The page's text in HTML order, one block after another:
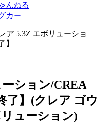
んねる
カー
ア 5.3Z エボリューショ
】
ション/CREA
】 (クレア ゴウ
ューション)